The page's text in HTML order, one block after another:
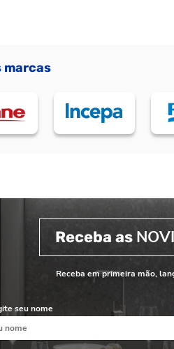
marcas
Receba as
Receba em primeira mão,
seu nome